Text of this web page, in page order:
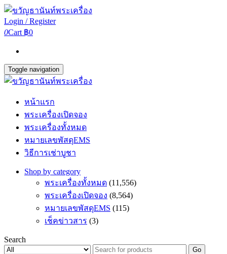
Login / Register
0Cart ฿0
Toggle navigation
หน้าแรก
พระเครื่องเปิดจอง
พระเครื่องทั้งหมด
หมายเลขพัสดุEMS
วิธีการเช่าบูชา
Shop by category
พระเครื่องทั้งหมด (11,556)
พระเครื่องเปิดจอง (8,564)
หมายเลขพัสดุEMS (115)
เช็คข่าวสาร (3)
Search
Go